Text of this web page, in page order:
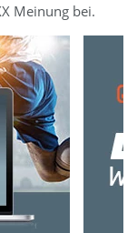
Meinung bei.